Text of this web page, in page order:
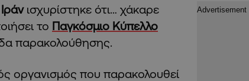
Ιράν ισχυρίστηκε ότι… χάκαρε
το Παγκόσμιο Κύπελλο
παρακολούθησης.
οργανισμός που παρακολουθεί